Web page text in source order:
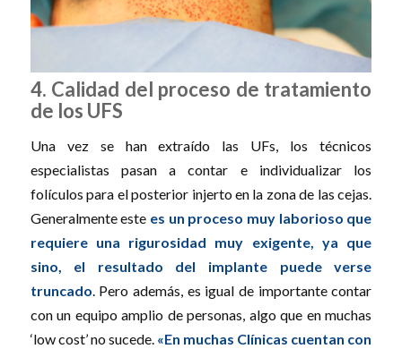
4. Calidad del proceso de tratamiento
de los UFS
Una vez se han extraído las UFs, los técnicos
especialistas pasan a contar e individualizar los
folículos para el posterior injerto en la zona de las cejas.
Generalmente este es un proceso muy laborioso que
requiere una rigurosidad muy exigente, ya que
sino, el resultado del implante puede verse
truncado. Pero además, es igual de importante contar
con un equipo amplio de personas, algo que en muchas
‘low cost’ no sucede. «En muchas Clínicas cuentan con